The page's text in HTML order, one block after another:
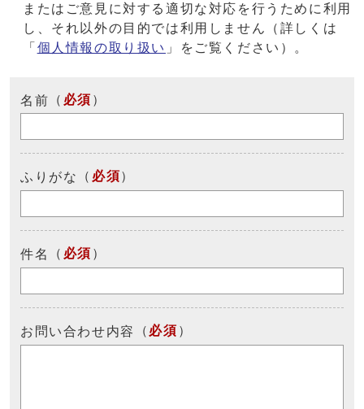
またはご意見に対する適切な対応を行うために利用
し、それ以外の目的では利用しません（詳しくは
「 個人情報の取り扱い 」をご覧ください）。
名前 （ 必須 ）
ふりがな （ 必須）
件名 （ 必須 ）
お問い合わせ内容 （ 必須 ）